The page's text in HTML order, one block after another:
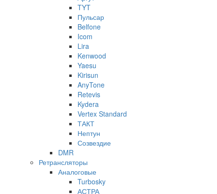
TYT
Пульсар
Belfone
Icom
Lira
Kenwood
Yaesu
Kirisun
AnyTone
Retevis
Kydera
Vertex Standard
ТАКТ
Нептун
Созвездие
DMR
Ретрансляторы
Аналоговые
Turbosky
АСТРА